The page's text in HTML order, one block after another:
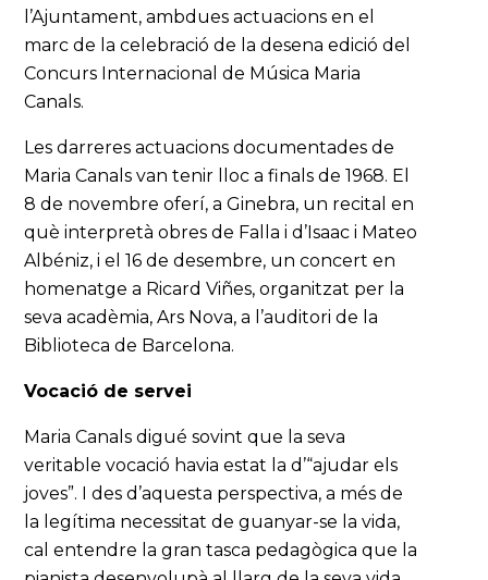
l’Ajuntament, ambdues actuacions en el
marc de la celebració de la desena edició del
Concurs Internacional de Música Maria
Canals.
Les darreres actuacions documentades de
Maria Canals van tenir lloc a finals de 1968. El
8 de novembre oferí, a Ginebra, un recital en
què interpretà obres de Falla i d’Isaac i Mateo
Albéniz, i el 16 de desembre, un concert en
homenatge a Ricard Viñes, organitzat per la
seva acadèmia, Ars Nova, a l’auditori de la
Biblioteca de Barcelona.
Vocació de servei
Maria Canals digué sovint que la seva
veritable vocació havia estat la d’“ajudar els
joves”. I des d’aquesta perspectiva, a més de
la legítima necessitat de guanyar-se la vida,
cal entendre la gran tasca pedagògica que la